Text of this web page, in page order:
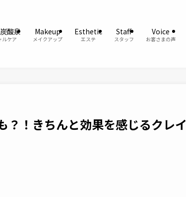
酸泉
ルケア
Makeup
メイクアップ
Esthetic
エステ
Staff
スタッフ
Voice
お客さまの声
？！きちんと効果を感じるクレイ